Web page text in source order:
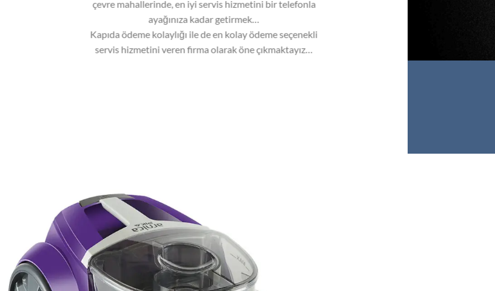
çevre mahallerinde, en iyi servis hizmetini bir telefonla
ayağınıza kadar getirmek…
Kapıda ödeme kolaylığı ile de en kolay ödeme seçenekli
servis hizmetini veren firma olarak öne çıkmaktayız…